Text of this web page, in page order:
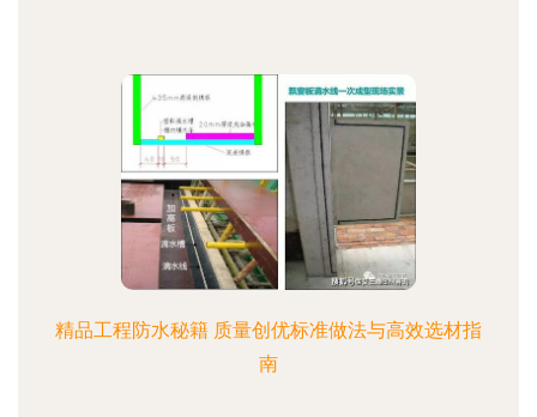
精品工程防水秘籍 质量创优标准做法与高效选材指
南